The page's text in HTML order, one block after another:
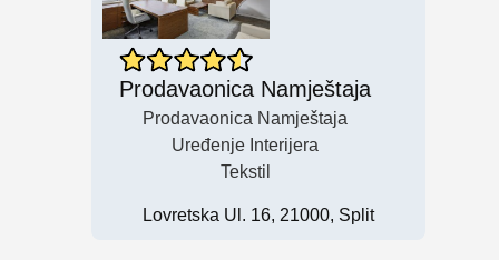
Prodavaonica Namještaja
Prodavaonica Namještaja
Uređenje Interijera
Tekstil
Lovretska Ul. 16, 21000, Split